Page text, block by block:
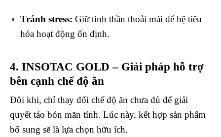
Tránh stress: Giữ tinh thần thoải mái để hệ tiêu
hóa hoạt động ổn định.
4. INSOTAC GOLD – Giải pháp hỗ trợ
bên cạnh chế độ ăn
Đôi khi, chỉ thay đổi chế độ ăn chưa đủ để giải
quyết táo bón mãn tính. Lúc này, kết hợp sản phẩm
bổ sung sẽ là lựa chọn hữu ích.